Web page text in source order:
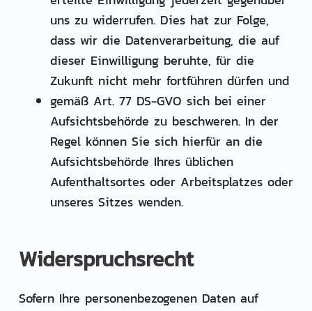
uns zu widerrufen. Dies hat zur Folge,
dass wir die Datenverarbeitung, die auf
dieser Einwilligung beruhte, für die
Zukunft nicht mehr fortführen dürfen und
gemäß Art. 77 DS-GVO sich bei einer
Aufsichtsbehörde zu beschweren. In der
Regel können Sie sich hierfür an die
Aufsichtsbehörde Ihres üblichen
Aufenthaltsortes oder Arbeitsplatzes oder
unseres Sitzes wenden.
Widerspruchsrecht
Sofern Ihre personenbezogenen Daten auf